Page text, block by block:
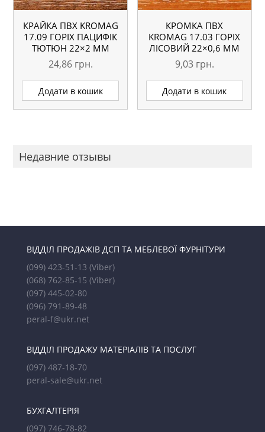
КРАЙКА ПВХ KROMAG
17.09 ГОРІХ ПАЦИФІК
ТЮТЮН 22×2 ММ
24,86 грн.
Додати в кошик
КРОМКА ПВХ
KROMAG 17.03 ГОРІХ
ЛІСОВИЙ 22×0,6 ММ
9,03 грн.
Додати в кошик
Недавние отзывы
ВІДДІЛ ПРОДАЖІВ ДСП ТА МЕБЛЕВОЇ ФУРНІТУРИ
(099) 423-51-13 (Viber)
(068) 762-85-15 (Viber)
(097) 445-02-80
(096) 791-89-48
peral-f@ukr.net
ВІДДІЛ ПРОДАЖУ МАТЕРІАЛІВ ТА ПОСЛУГ
(097) 487-18-70
peral-sale@ukr.net
БУХГАЛТЕРІЯ
(097) 746-78-82